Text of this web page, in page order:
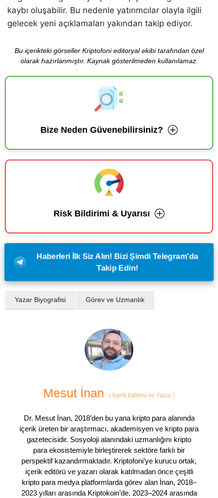
kaybı oluşabilir. Bu nedenle yatırımcılar olayla ilgili
gelecek yeni açıklamaları yakından takip ediyor.
Bu içerikteki görseller Kriptofoni editoryal ekibi tarafından özel
olarak hazırlanmıştır. Kaynak gösterilmeden kullanılamaz.
Bize Neden Güvenebilirsiniz?
Risk Bildirimi & Uyarısı
Haberleri İlk Siz Alın! Bizi Şimdi Telegram'da
Takip Edin!
Yazar Biyografisi Görev ve Uzmanlık
Mesut İnan ( İçerik Editörü ve Yazar )
Dr. Mesut İnan, 2018’den bu yana kripto para alanında
içerik üreten bir araştırmacı, akademisyen ve kripto para
gazetecisidir. Sosyoloji alanındaki uzmanlığını kripto
para ekosistemiyle birleştirerek sektöre farklı bir
perspektif kazandırmaktadır. Kriptofoni’ye kurucu ortak,
içerik editörü ve yazarı olarak katılmadan önce çeşitli
kripto para medya platformlarda görev alan İnan, 2018–
2023 yılları arasında Kriptokoin’de, 2023–2024 arasında